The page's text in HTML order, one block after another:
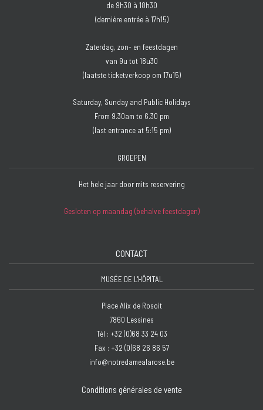
de 9h30 à 18h30
(dernière entrée à 17h15)
Zaterdag, zon- en feestdagen
van 9u tot 18u30
(laatste ticketverkoop om 17u15)
Saturday, Sunday and Public Holidays
From 9.30am to 6.30 pm
(last entrance at 5:15 pm)
GROEPEN
Het hele jaar door mits reservering
Gesloten op maandag (behalve feestdagen)
CONTACT
MUSÉE DE L'HÔPITAL
Place Alix de Rosoit
7860 Lessines
Tél : +32 (0)68 33 24 03
Fax : +32 (0)68 26 86 57
info@notredamealarose.be
Conditions générales de vente